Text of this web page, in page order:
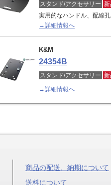
スタンド/アクセサリー
実用的なハンドル、配線
→詳細情報へ
K&M
24354B
スタンド/アクセサリー
→詳細情報へ
商品の配送、納期について
送料について